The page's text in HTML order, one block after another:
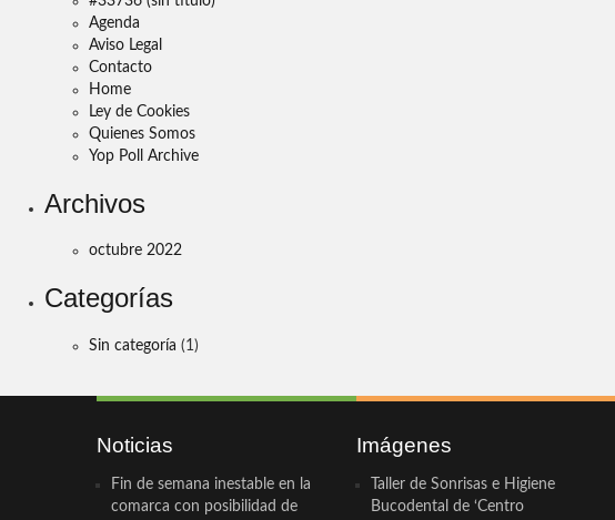
Agenda
Aviso Legal
Contacto
Home
Ley de Cookies
Quienes Somos
Yop Poll Archive
Archivos
octubre 2022
Categorías
Sin categoría (1)
Noticias
Fin de semana inestable en la
comarca con posibilidad de
Imágenes
Taller de Sonrisas e Higiene
Bucodental de ‘Centro